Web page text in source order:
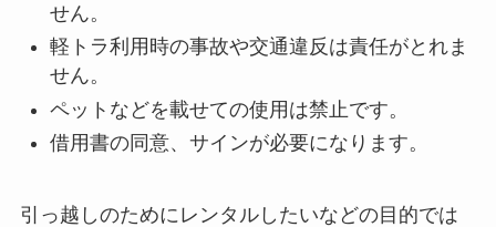
せん。
軽トラ利用時の事故や交通違反は責任がとれま
せん。
ペットなどを載せての使用は禁止です。
借用書の同意、サインが必要になります。
引っ越しのためにレンタルしたいなどの目的では